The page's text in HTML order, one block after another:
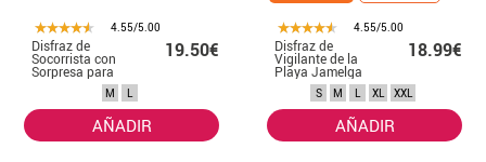
4.55/5.00
Disfraz de
Socorrista con
Sorpresa para
hombre
19.50€
M L
AÑADIR
4.55/5.00
Disfraz de
Vigilante de la
Playa Jamelga
Anderson
hombre
18.99€
S M L XL XXL
AÑADIR